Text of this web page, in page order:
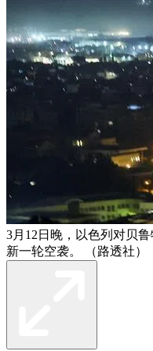
3月12日晚，以色列对贝
新一轮空袭。 （路透社）